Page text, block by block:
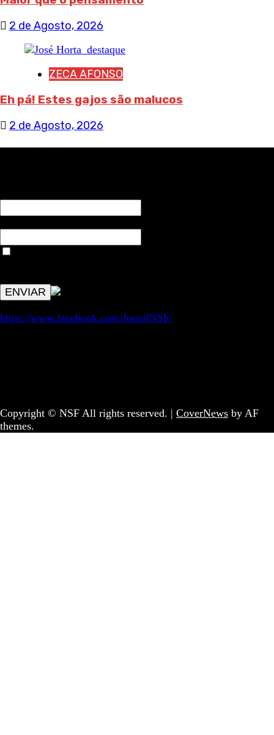
2 de Agosto, 2026
ZECA AFONSO
Eh pá! Estes gajos são malucos
2 de Agosto, 2026
https://www.facebook.com/JornalNSF/
Copyright © NSF All rights reserved. | CoverNews by AF
themes.